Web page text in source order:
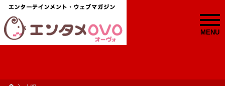
MENU